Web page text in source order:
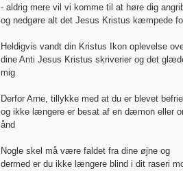
- aldrig mere vil vi komme til at høre dig
og nedgøre alt det Jesus Kristus kæmpede
Heldigvis vandt din Kristus Ikon oplevelse
dine Anti Jesus Kristus skriverier og det
mig
Derfor Arne, tillykke med at du er blevet
og ikke længere er besat af en dæmon eller
ånd
Nogle skel må være faldet fra dine øjne og
dermed er du ikke længere blind i dit raseri